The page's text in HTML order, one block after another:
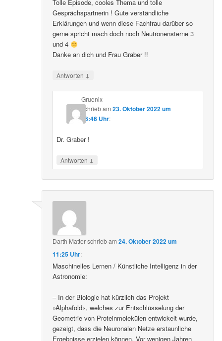
Tolle Episode, cooles Thema und tolle
Gesprächspartnerin ! Gute verständliche
Erklärungen und wenn diese Fachfrau darüber so
gerne spricht mach doch noch Neutronensterne 3
und 4
Danke an dich und Frau Graber !!
Antworten ↓
Gruenix
schriebam 23. Oktober 2022 um
06:46 Uhr:
Dr. Graber !
Antworten ↓
Darth Matterschriebam24. Oktober 2022 um
11:25 Uhr:
Maschinelles Lernen / Künstliche Intelligenz in der
Astronomie:
– In der Biologie hat kürzlich das Projekt
»Alphafold«, welches zur Entschlüsselung der
Geometrie von Proteinmolekülen entwickelt wurde,
gezeigt, dass die Neuronalen Netze erstaunliche
Ergebnisse erzielen können. Vor wenigen Jahren